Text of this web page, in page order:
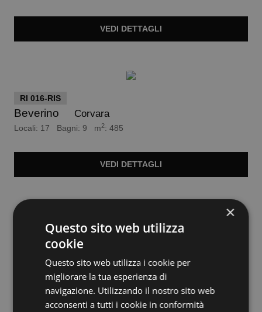
VEDI DETTAGLI
Trattativa Riservata
RI 016-RIS
Beverino Corvara
Locali: 17 Bagni: 9 m2: 485
VEDI DETTAGLI
euro 490.000
VI 087-600
Ameglia Bocca di magra
Locali: 4 Bagni: 1 m2: 105
VEDI DETTAGLI
×
Questo sito web utilizza
cookie
Questo sito web utilizza i cookie per
migliorare la tua esperienza di
navigazione. Utilizzando il nostro sito web
acconsenti a tutti i cookie in conformità